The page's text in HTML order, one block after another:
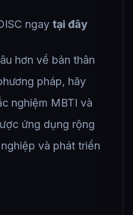
ngay tại đây
hơn về bản thân
pháp, hãy
nghiệm MBTI và
ứng dụng rộng
và phát triển